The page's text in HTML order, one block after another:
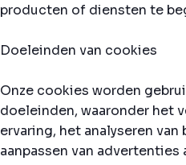
producten of diensten te
Doeleinden van cookies
Onze cookies worden
doeleinden, waaronder het
ervaring, het analyseren
aanpassen van advertenties